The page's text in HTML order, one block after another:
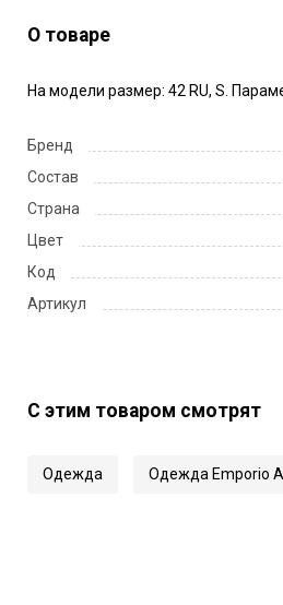
О товаре
На модели размер: 42 RU, S.
Бренд
Состав
Страна
Цвет
Код
Артикул
С этим товаром смотрят
Одежда Одежда Emporio